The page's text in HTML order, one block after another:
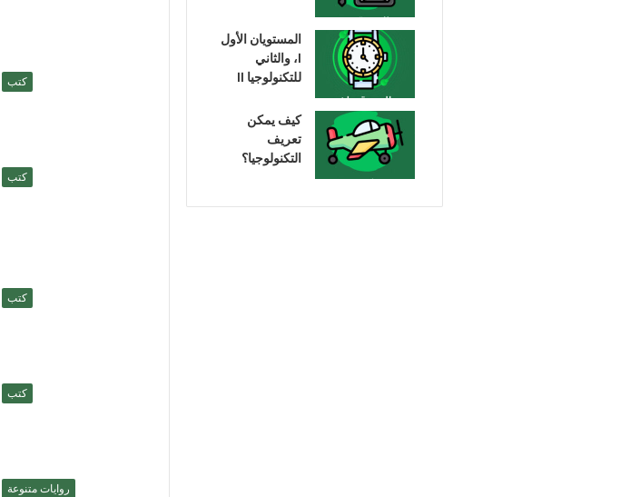
كتب
كتب
كتب
كتب
روايات متنوعة
المستويان الأول
I، والثاني
للتكنولوجيا II
كيف يمكن
تعريف
التكنولوجيا؟